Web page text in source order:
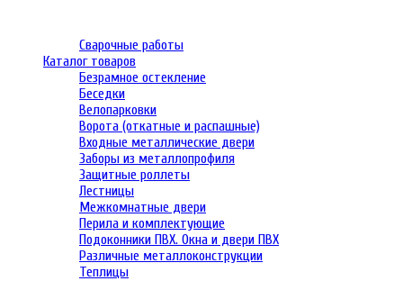
Сварочные работы
Каталог товаров
Безрамное остекление
Беседки
Велопарковки
Ворота (откатные и распашные)
Входные металлические двери
Заборы из металлопрофиля
Защитные роллеты
Лестницы
Межкомнатные двери
Перила и комплектующие
Подоконники ПВХ. Окна и двери ПВХ
Различные металлоконструкции
Теплицы